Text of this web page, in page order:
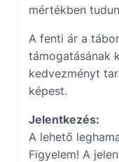
mértékben
A fenti ár a
támogatásának
kedvezményt
képest.
Jelentkezés:
A lehető
Figyelem! A